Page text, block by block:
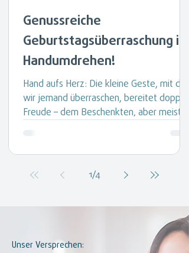
Genussreiche
Geburtstagsüberraschung im
Handumdrehen!
Hand aufs Herz: Die kleine Geste, mit der
wir jemand überraschen, bereitet doppelt
Freude – dem Beschenkten, aber meist
immer ins Schwarze (oder zumindest
Schokoladenbraune). Überraschen Sie
damit: Das Jubelpaar, wenn es bei Ihnen
während seines Urlaubs in Ihrem Haus
Geburtstag hat. Das glückliche Pärchen,
1/4
Unser Versprechen: